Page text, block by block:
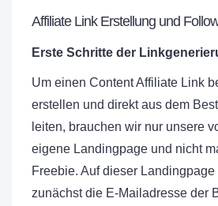
Affiliate Link Erstellung und
Erste Schritte der
Um einen Content Affiliate Link
erstellen und direkt aus dem
leiten, brauchen wir nur unsere
eigene Landingpage und nicht
Freebie. Auf dieser
zunächst die E-Mailadresse der